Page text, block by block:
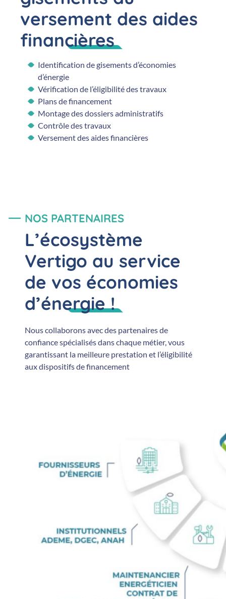
versement des aides
financières
Identification de gisements d’économies
d’énergie
Vérification de l’éligibilité des travaux
Plans de financement
Montage des dossiers administratifs
Contrôle des travaux
Versement des aides financières
NOS PARTENAIRES
L’écosystème
Vertigo au service
de vos économies
d’énergie !
Nous collaborons avec des partenaires de
confiance spécialisés dans chaque métier, vous
garantissant la meilleure prestation et l’éligibilité
aux dispositifs de financement